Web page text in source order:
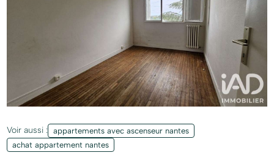
Voir aussi :
appartements avec ascenseur nantes
achat appartement nantes